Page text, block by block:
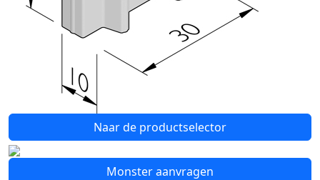
Naar de productselector
Monster aanvragen